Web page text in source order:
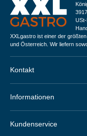
XXLgastro ist einer der
und Österreich. Wir liefern
Kontakt
Informationen
Kundenservice